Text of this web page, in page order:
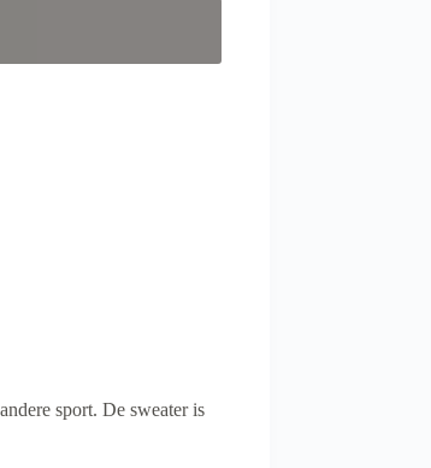
sport. De sweater is